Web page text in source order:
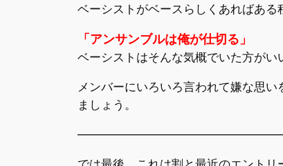
ベーシストがベースらしくあればある
「アンサンブルは俺が仕切る」
ベーシストはそんな気概でいた方がい
メンバーにいろいろ言われて嫌な思
ましょう。